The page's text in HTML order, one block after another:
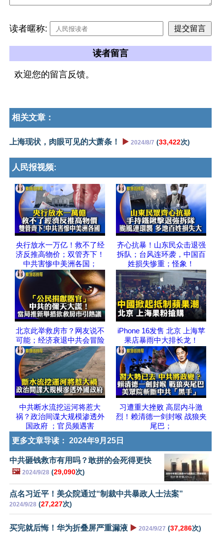
读者暱称:
读者留言
欢迎您的留言反馈。
相关文章：
上海现状，肉眼可见的大萧条！ ▶️ 2024/8/7 (33,422次)
人民报视频:
央行放水一万亿！救不了经
济反推高物价；双管齐下！
中共害惨中美洲各国；
齐心抗暴！山东民众击退强
拆队；台风连环袭，中国百
姓损失惨重；怪象！
北京此举救房市？网友说不
可能；经济衰退中共会冒险
iPhone 16发售 北京 上海苹
果店暴雨中大排长龙！
中共断水流挖运河将惹大
祸？政治间谍大规模渗透外
国政府 ；官员频遇害
习遭重大挫败 高层内斗激
烈！赖清德一剑封喉 战狼夹
尾巴；
更多文章导读： 2024年9月25日
中共砸钱救市有用吗？敢拼的会死得更快
🖼️ 2024/9/28 (29,090次)
点名习近平！美众院通过“制裁中共暴政人士法案”
2024/9/28 (27,227次)
买完就后悔！华为折叠屏严重漏液 ▶️ 2024/9/27 (37,286次)